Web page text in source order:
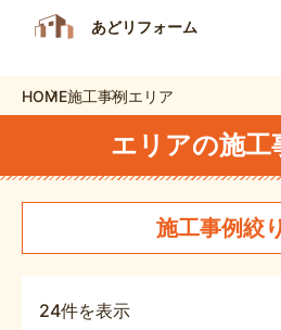
あどリフォーム
HOME施工事例エリア
エリアの施工
施工事例絞
24件を表示